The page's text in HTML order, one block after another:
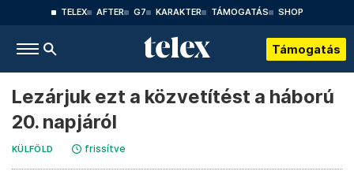
TELEX AFTER G7 KARAKTER TÁMOGATÁS SHOP
Támogatás
Lezárjuk ezt a közvetítést a háború
20. napjáról
KÜLFÖLD frissítve